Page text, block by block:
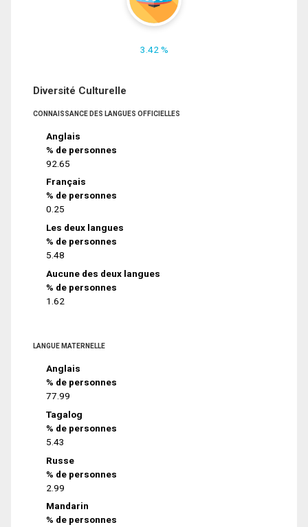
3.42 %
Diversité Culturelle
CONNAISSANCE DES LANGUES OFFICIELLES
Anglais
% de personnes
92.65
Français
% de personnes
0.25
Les deux langues
% de personnes
5.48
Aucune des deux langues
% de personnes
1.62
LANGUE MATERNELLE
Anglais
% de personnes
77.99
Tagalog
% de personnes
5.43
Russe
% de personnes
2.99
Mandarin
% de personnes